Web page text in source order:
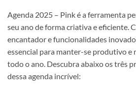
Agenda 2025 – Pink é a ferramenta
seu ano de forma criativa e eficiente.
encantador e funcionalidades
essencial para manter-se produtivo e
todo o ano. Descubra abaixo os três
dessa agenda incrível: